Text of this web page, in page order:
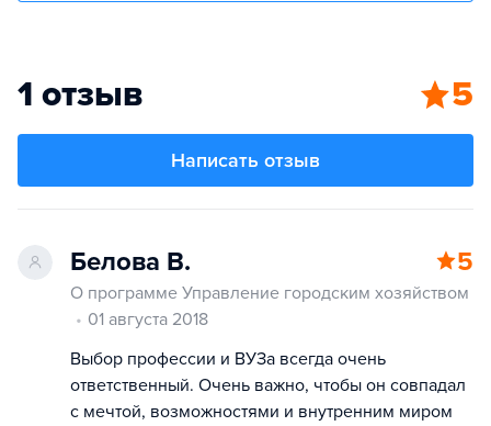
1 отзыв 5
Написать отзыв
Белова В. 5
О программе Управление городским хозяйством
01 августа 2018
Выбор профессии и ВУЗа всегда очень
ответственный. Очень важно, чтобы он совпадал
с мечтой, возможностями и внутренним миром